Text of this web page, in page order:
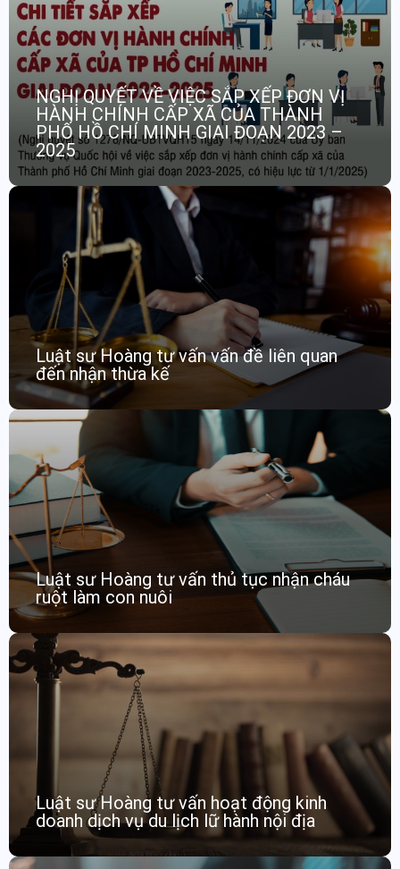
NGHỊ QUYẾT VỀ VIỆC SẮP XẾP ĐƠN VỊ
HÀNH CHÍNH CẤP XÃ CỦA THÀNH
PHỐ HỒ CHÍ MINH GIAI ĐOẠN 2023 –
2025
Luật sư Hoàng tư vấn vấn đề liên quan
đến nhận thừa kế
Luật sư Hoàng tư vấn thủ tục nhận cháu
ruột làm con nuôi
Luật sư Hoàng tư vấn hoạt động kinh
doanh dịch vụ du lịch lữ hành nội địa